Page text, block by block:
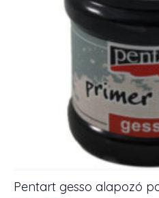
Pentart gesso alapozó